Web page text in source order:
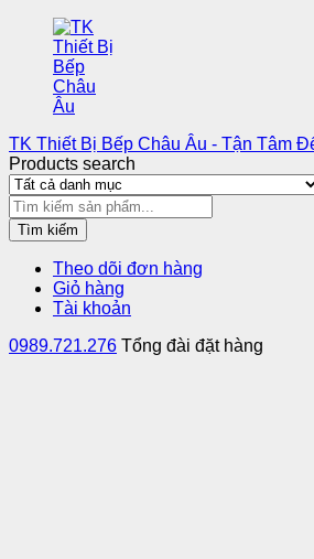
TK Thiết Bị Bếp Châu Âu - Tận Tâm
Products search
Tìm kiếm
Theo dõi đơn hàng
Giỏ hàng
Tài khoản
0989.721.276 Tổng đài đặt hàng